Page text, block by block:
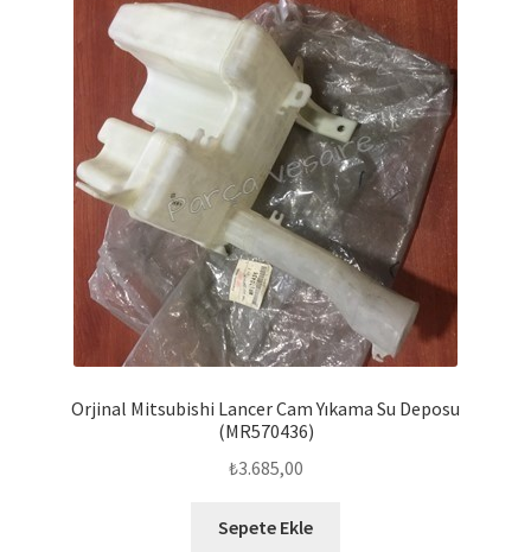
Orjinal Mitsubishi Lancer Cam Yıkama Su Deposu
(MR570436)
₺3.685,00
Sepete Ekle